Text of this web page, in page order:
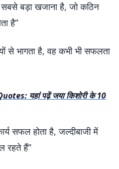
बड़ा खजाना है, जो कठिन
है”
से भागता है, वह कभी भी सफलता
यहां पढ़ें जया किशोरी के 10
सफल होता है, जल्दीबाजी में
रहते हैं”